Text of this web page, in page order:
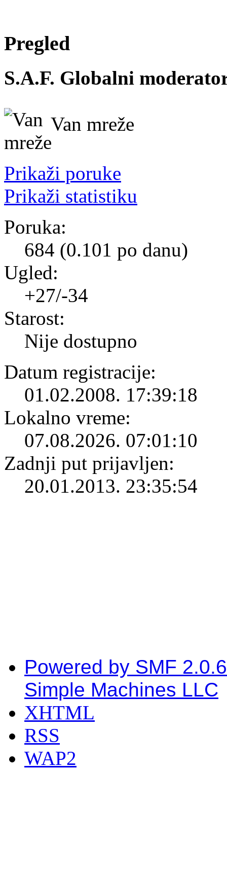
Pregled
S.A.F. Globalni
Van mreže
Prikaži poruke
Prikaži statistiku
Poruka:
684 (0.101 po danu)
Ugled:
+27/-34
Starost:
Nije dostupno
Datum registracije:
01.02.2008. 17:39:18
Lokalno vreme:
07.08.2026. 07:01:10
Zadnji put prijavljen:
20.01.2013. 23:35:54
Powered by SMF 2.0.6
Simple Machines LLC
XHTML
RSS
WAP2